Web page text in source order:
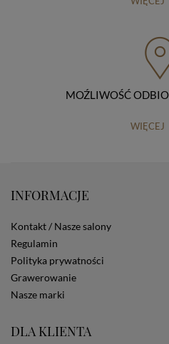
Osobowych, ul. Stawki 2,
prawo do cofnięcia zgody na
osobowych (masz prawo
przetwarzanie danych w
cofnięcie zgody nie ma
zgody przed jej cofnięciem).
praw skieruj do nas
zawartości naszej strony
Na stronie Sklepu są
Stosowane są one w celach
wygody wszystkich
przy korzystaniu ze Sklepu
preferencji i ustawień na
anonimowych danych dla
ze Sklepu bez zmiany
MOŹLIWOŚĆ
WIĘCEJ
INFORMACJE
Kontakt / Nasze salony
Regulamin
Polityka prywatności
Grawerowanie
Nasze marki
DLA KLIENTA